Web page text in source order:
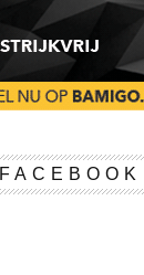
FACEBOOK